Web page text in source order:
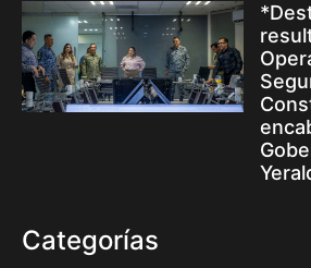
Categorías